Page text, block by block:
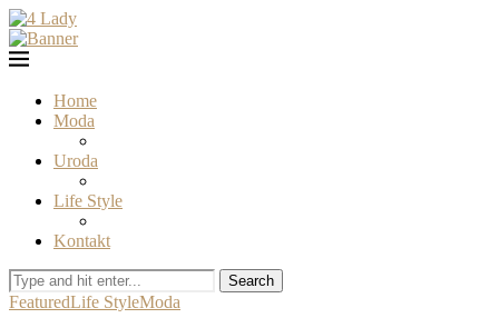
Home
Moda
Uroda
Life Style
Kontakt
Search
FeaturedLife StyleModa